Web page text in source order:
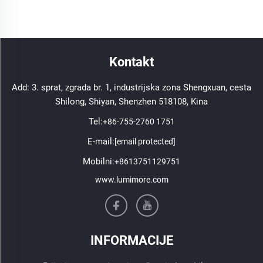
Kontakt
Add: 3. sprat, zgrada br. 1, industrijska zona Shengxuan, cesta
Shilong, Shiyan, Shenzhen 518108, Kina
Tel:+86-755-2760 1751
E-mail:[email protected]
Mobilni:+8613751129751
www.lumimore.com
INFORMACIJE